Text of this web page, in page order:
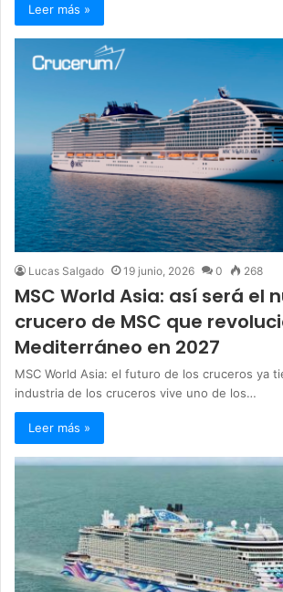
Leer más »
Lucas Salgado 19 junio, 2026 0 268
MSC World Asia: así será el
crucero de MSC que
Mediterráneo en 2027
MSC World Asia: el futuro de los cruceros ya
industria de los cruceros vive uno de los…
Leer más »